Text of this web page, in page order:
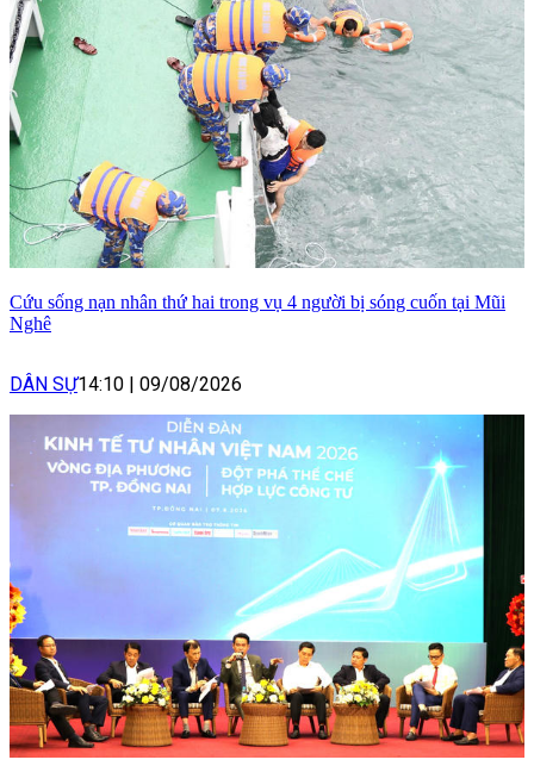
Cứu sống nạn nhân thứ hai trong vụ 4 người bị sóng cuốn tại Mũi
Nghê
DÂN SỰ14:10 09/08/2026